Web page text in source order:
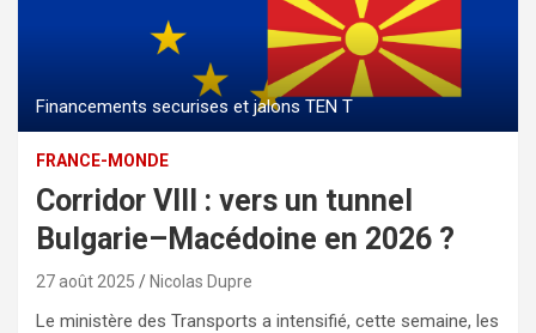
Financements securises et jalons TEN T
FRANCE-MONDE
Corridor VIII : vers un tunnel
Bulgarie–Macédoine en 2026 ?
27 août 2025 Nicolas Dupre
Le ministère des Transports a intensifié, cette semaine, les